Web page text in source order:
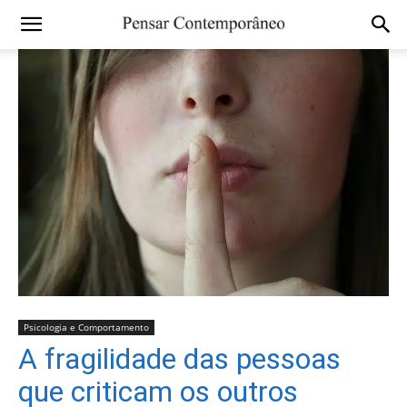
Psicologia e Comportamento
A fragilidade das pessoas
que criticam os outros